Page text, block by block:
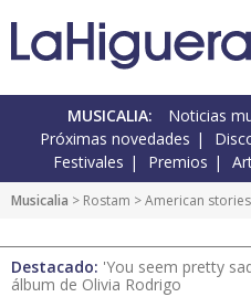
MUSICALIA: Noticias
Próximas novedades
Festivales
Premios
Musicalia > Rostam >American stories
Destacado: 'You seem pretty
álbum de Olivia Rodrigo